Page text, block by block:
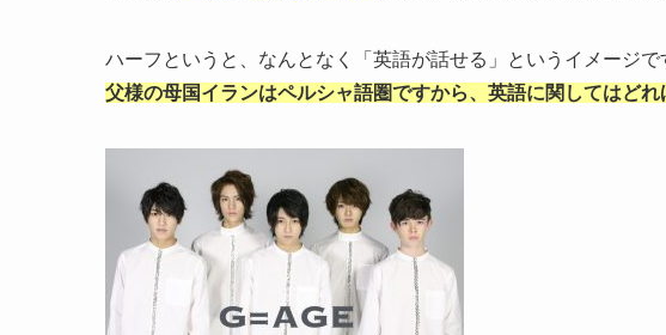
ハーフというと、なんとなく「英語が話せる」というイメージ
父様の母国イランはペルシャ語圏ですから、英語に関してはど